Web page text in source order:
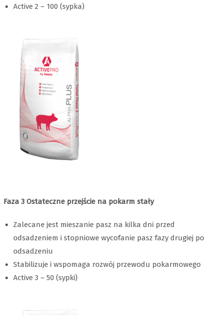
Active 2 – 100 (sypka)
Faza 3 Ostateczne przejście na pokarm stały
Zalecane jest mieszanie pasz na kilka dni przed
odsadzeniem i stopniowe wycofanie pasz fazy drugiej po
odsadzeniu
Stabilizuje i wspomaga rozwój przewodu pokarmowego
Active 3 – 50 (sypki)